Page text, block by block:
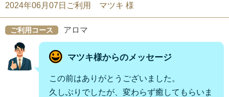
2024年06月07日ご利用 マツキ 様
ご利用コース アロマ
マツキ様からのメッセージ
この前はありがとうございました。
久しぶりでしたが、変わらず癒してもらいま